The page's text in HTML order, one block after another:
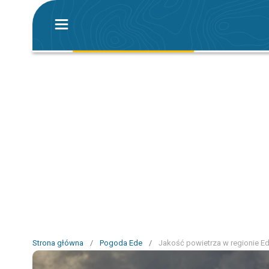
Strona główna / Pogoda Ede / Jakość powietrza w regionie